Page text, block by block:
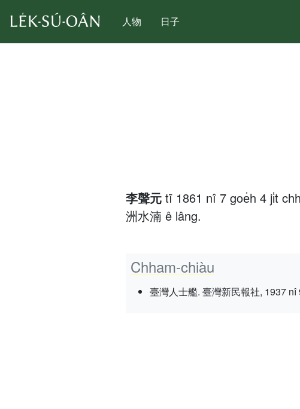
人物 日子
李聲元 tī 1861 nî 7 goe̍h 4 ji̍t
洲水湳 ê lâng.
Chham-chiàu
臺灣人士艦. 臺灣新民報社, 1937 nî